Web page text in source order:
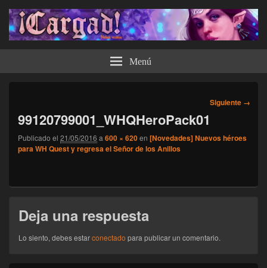
¡Cargad! Menú
Navegador
de
imágenes
Siguiente →
99120799001_WHQHeroPack01
Publicado el 21/05/2016 a 600 × 620en [Novedades] Nuevos héroes
para WH Quest y regresa el Señor de los Anillos
Deja una respuesta
Lo siento, debes estarconectado para publicar un comentario.